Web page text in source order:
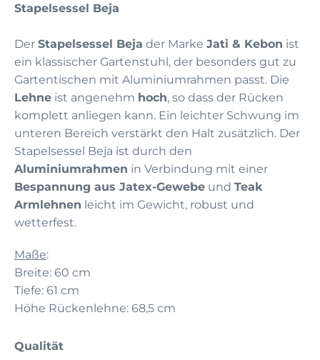
Stapelsessel Beja
Der Stapelsessel Beja der Marke Jati & Kebon ist
ein klassischer Gartenstuhl, der besonders gut zu
Gartentischen mit Aluminiumrahmen passt. Die
Lehne ist angenehm hoch, so dass der Rücken
komplett anliegen kann. Ein leichter Schwung im
unteren Bereich verstärkt den Halt zusätzlich. Der
Stapelsessel Beja ist durch den
Aluminiumrahmen in Verbindung mit einer
Bespannung aus Jatex-Gewebe und Teak
Armlehnen leicht im Gewicht, robust und
wetterfest.
Maße:
Breite: 60 cm
Tiefe: 61 cm
Höhe Rückenlehne: 68,5 cm
Qualität